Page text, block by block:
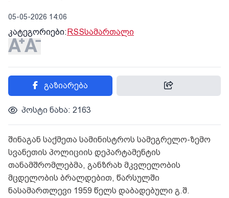
05-05-2026 14:06
კატეგორიები: RSSსამართალი
გაზიარება
პოსტი ნახა: 2163
შინაგან საქმეთა სამინისტროს სამეგრელო-ზემო
სვანეთის პოლიციის დეპარტამენტის
თანამშრომლებმა, განზრახ მკვლელობის
მცდელობის ბრალდებით, წარსულში
ნასამართლევი 1959 წელს დაბადებული გ.შ.